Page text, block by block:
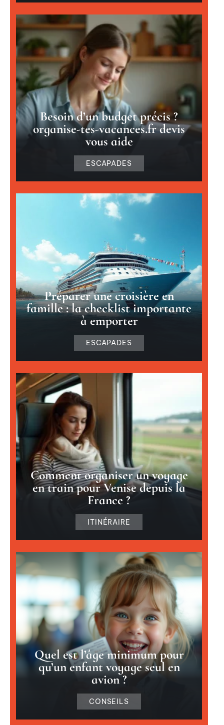
Besoin d’un budget précis ?
organise-tes-vacances.fr devis
vous aide
ESCAPADES
Préparer une croisière en
famille : la checklist importante
à emporter
ESCAPADES
Comment organiser un voyage
en train pour Venise depuis la
France ?
ITINÉRAIRE
Quel est l’âge minimum pour
qu’un enfant voyage seul en
avion ?
CONSEILS